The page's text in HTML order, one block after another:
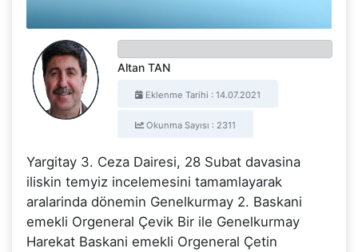
Altan TAN
Eklenme Tarihi : 14.07.2021
Okunma Sayısı : 2311
Yargitay 3. Ceza Dairesi, 28 Subat davasina
iliskin temyiz incelemesini tamamlayarak
aralarinda dönemin Genelkurmay 2. Baskani
emekli Orgeneral Çevik Bir ile Genelkurmay
Harekat Baskani emekli Orgeneral Çetin